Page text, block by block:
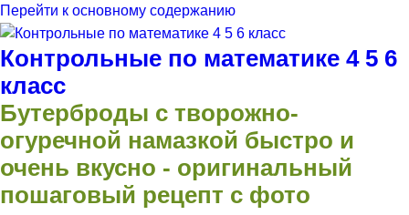
Перейти к основному содержанию
Контрольные по математике 4 5 6
класс
Бутерброды с творожно-
огуречной намазкой быстро и
очень вкусно - оригинальный
пошаговый рецепт с фото